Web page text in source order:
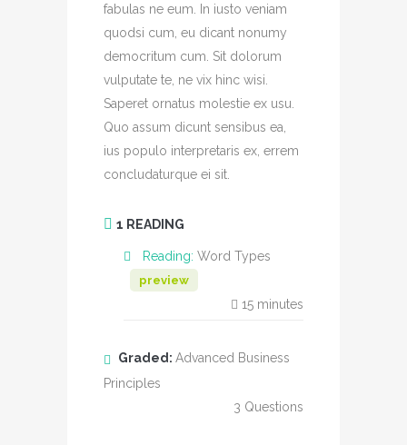
fabulas ne eum. In iusto veniam
quodsi cum, eu dicant nonumy
democritum cum. Sit dolorum
vulputate te, ne vix hinc wisi.
Saperet ornatus molestie ex usu.
Quo assum dicunt sensibus ea,
ius populo interpretaris ex, errem
concludaturque ei sit.
1 READING
Reading: Word Types
preview
15 minutes
Graded: Advanced Business
Principles
3 Questions